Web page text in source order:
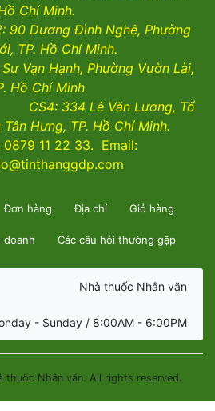
Chí Minh.
90 Dương Đình Nghệ, Phường
TP. Hồ Chí Minh.
Vạn Hạnh, Phường Vườn Lài,
Hồ Chí Minh
334 Lê Văn Lương, Tổ
Tân Hưng, TP. Hồ Chí Minh.
11 22 33. Email:
Đơn hàng Địa chỉ Giỏ hàng
doanh Các câu hỏi thường gặp
Nhà thuốc Nhân văn
- Sunday / 8:00AM - 6:00PM
Nhân văn. All rights reserved.